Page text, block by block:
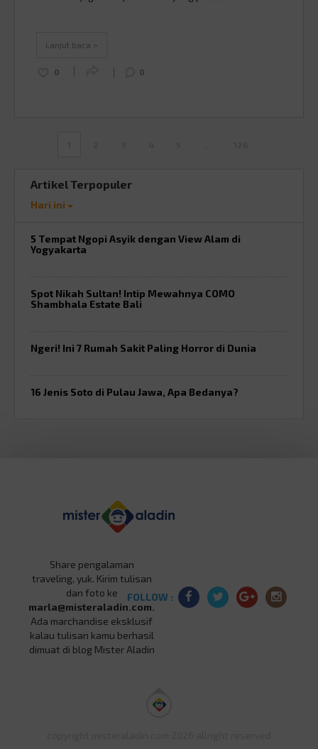
Continued
Lanjut baca >
0 0
Artikel Terpopuler
Hari ini
5 Tempat Ngopi Asyik dengan View Alam di
Yogyakarta
Spot Nikah Sultan! Intip Mewahnya COMO
Shambhala Estate Bali
Ngeri! Ini 7 Rumah Sakit Paling Horror di Dunia
16 Jenis Soto di Pulau Jawa, Apa Bedanya?
Share pengalaman
traveling, yuk. Kirim tulisan
dan foto ke
marla@misteraladin.com.
Ada marchandise eksklusif
kalau tulisan kamu berhasil
dimuat di blog Mister Aladin
FOLLOW :